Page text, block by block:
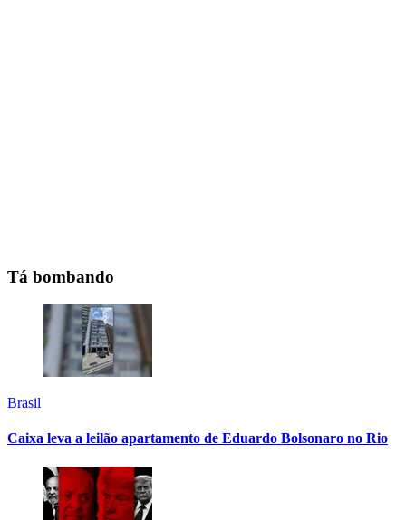
Tá bombando
Brasil
Caixa leva a leilão apartamento de Eduardo Bolsonaro no Rio